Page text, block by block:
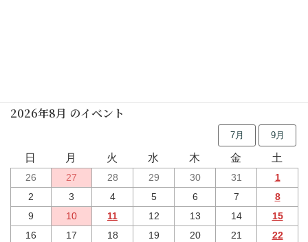
2026年8月 のイベント
7月 9月
日 月 火 水 木 金 土
26 27 28 29 30 31
1
2
3 4 5 6 7
8
9
10 11 12 13 14
15
16
17 18 19 20 21
22